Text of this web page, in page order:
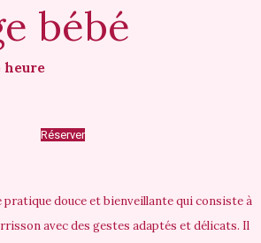
bébé
heure
Réserver
pratique douce et bienveillante qui consiste à
avec des gestes adaptés et délicats. Il